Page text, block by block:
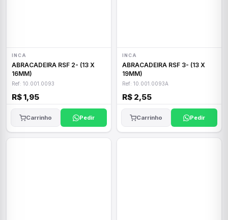
INCA
ABRACADEIRA RSF 2- (13 X
16MM)
Ref: 10.001.0093
R$ 1,95
Carrinho Pedir
INCA
ABRACADEIRA RSF 3- (13 X
19MM)
Ref: 10.001.0093A
R$ 2,55
Carrinho Pedir